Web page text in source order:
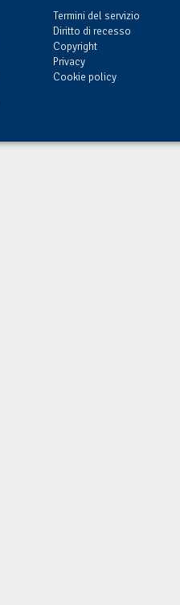
Termini del servizio
Diritto di recesso
Copyright
Privacy
Cookie policy